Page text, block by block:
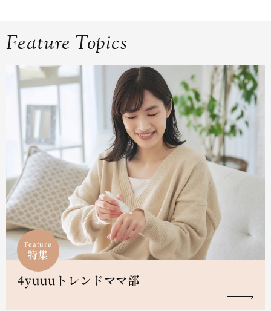
Feature Topics
Feature
特集
4yuuuトレンドママ部